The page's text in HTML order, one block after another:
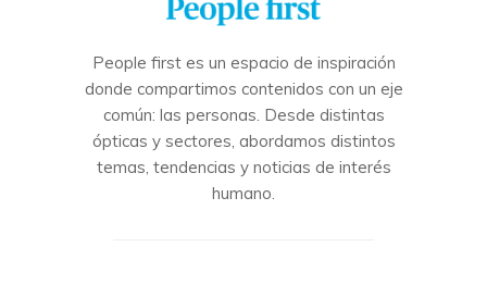
People first es un espacio de inspiración
donde compartimos contenidos con un eje
común: las personas. Desde distintas
ópticas y sectores, abordamos distintos
temas, tendencias y noticias de interés
humano.